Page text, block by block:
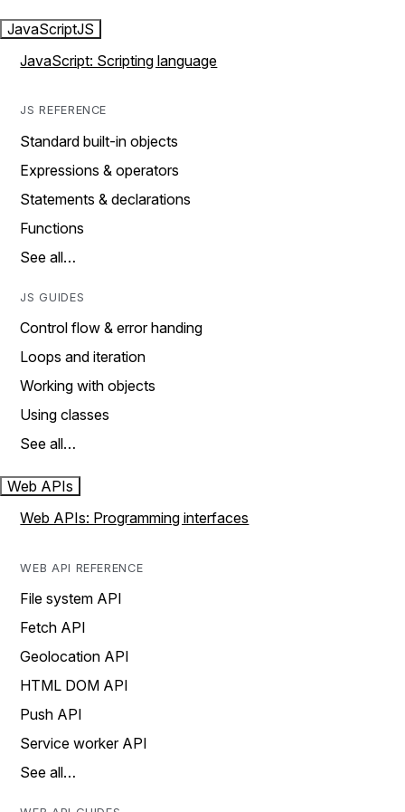
JavaScriptJS
JavaScript: Scripting language
JS REFERENCE
Standard built-in objects
Expressions & operators
Statements & declarations
Functions
See all…
JS GUIDES
Control flow & error handing
Loops and iteration
Working with objects
Using classes
See all…
Web APIs
Web APIs: Programming interfaces
WEB API REFERENCE
File system API
Fetch API
Geolocation API
HTML DOM API
Push API
Service worker API
See all…